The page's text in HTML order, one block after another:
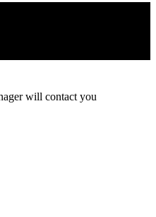
will contact you